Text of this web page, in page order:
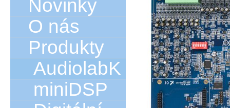
Novinky
O nás
Produkty
AudiolabK
miniDSP